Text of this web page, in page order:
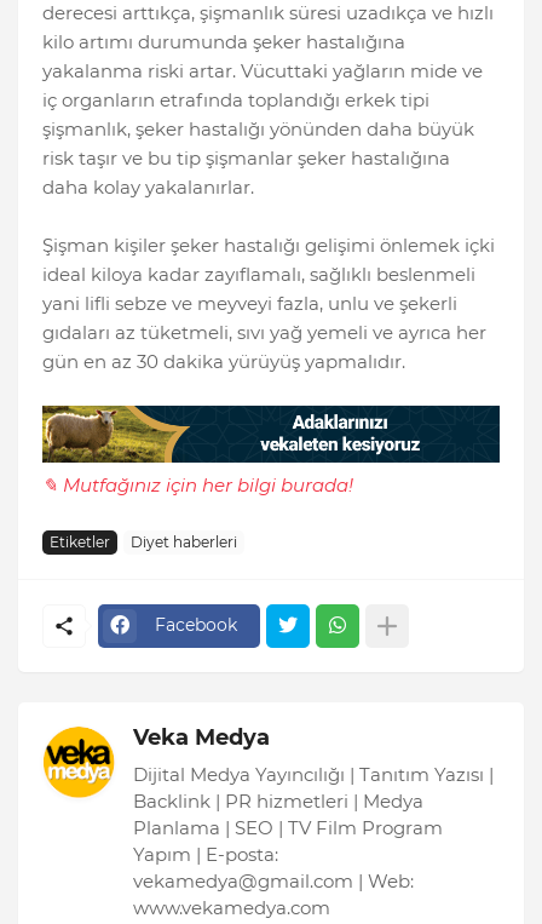
derecesi arttıkça, şişmanlık süresi uzadıkça ve hızlı
kilo artımı durumunda şeker hastalığına
yakalanma riski artar. Vücuttaki yağların mide ve
iç organların etrafında toplandığı erkek tipi
şişmanlık, şeker hastalığı yönünden daha büyük
risk taşır ve bu tip şişmanlar şeker hastalığına
daha kolay yakalanırlar.
Şişman kişiler şeker hastalığı gelişimi önlemek içki
ideal kiloya kadar zayıflamalı, sağlıklı beslenmeli
yani lifli sebze ve meyveyi fazla, unlu ve şekerli
gıdaları az tüketmeli, sıvı yağ yemeli ve ayrıca her
gün en az 30 dakika yürüyüş yapmalıdır.
✎ Mutfağınız için her bilgi burada!
Etiketler Diyet haberleri
Facebook
Veka Medya
Dijital Medya Yayıncılığı | Tanıtım Yazısı |
Backlink | PR hizmetleri | Medya
Planlama | SEO | TV Film Program
Yapım | E-posta:
vekamedya@gmail.com | Web:
www.vekamedya.com